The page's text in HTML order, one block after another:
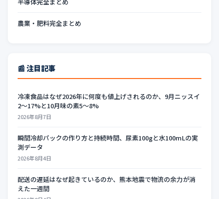
農業・肥料完全まとめ
📰 注目記事
冷凍食品はなぜ2026年に何度も値上げされるのか、9月ニッスイ
2〜17%と10月味の素5〜8%
2026年8月7日
瞬間冷却パックの作り方と持続時間、尿素100gと水100mLの実
測データ
2026年8月4日
配送の遅延はなぜ起きているのか、熊本地震で物流の余力が消
えた一週間